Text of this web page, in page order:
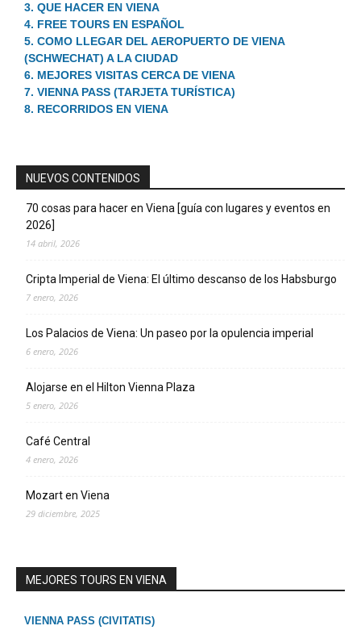
3. QUE HACER EN VIENA
4. FREE TOURS EN ESPAÑOL
5. COMO LLEGAR DEL AEROPUERTO DE VIENA
(SCHWECHAT) A LA CIUDAD
6. MEJORES VISITAS CERCA DE VIENA
7. VIENNA PASS (TARJETA TURÍSTICA)
8. RECORRIDOS EN VIENA
NUEVOS CONTENIDOS
70 cosas para hacer en Viena [guía con lugares y eventos en
2026]
14 abril, 2026
Cripta Imperial de Viena: El último descanso de los Habsburgo
7 enero, 2026
Los Palacios de Viena: Un paseo por la opulencia imperial
6 enero, 2026
Alojarse en el Hilton Vienna Plaza
5 enero, 2026
Café Central
4 enero, 2026
Mozart en Viena
29 diciembre, 2025
MEJORES TOURS EN VIENA
VIENNA PASS (CIVITATIS)